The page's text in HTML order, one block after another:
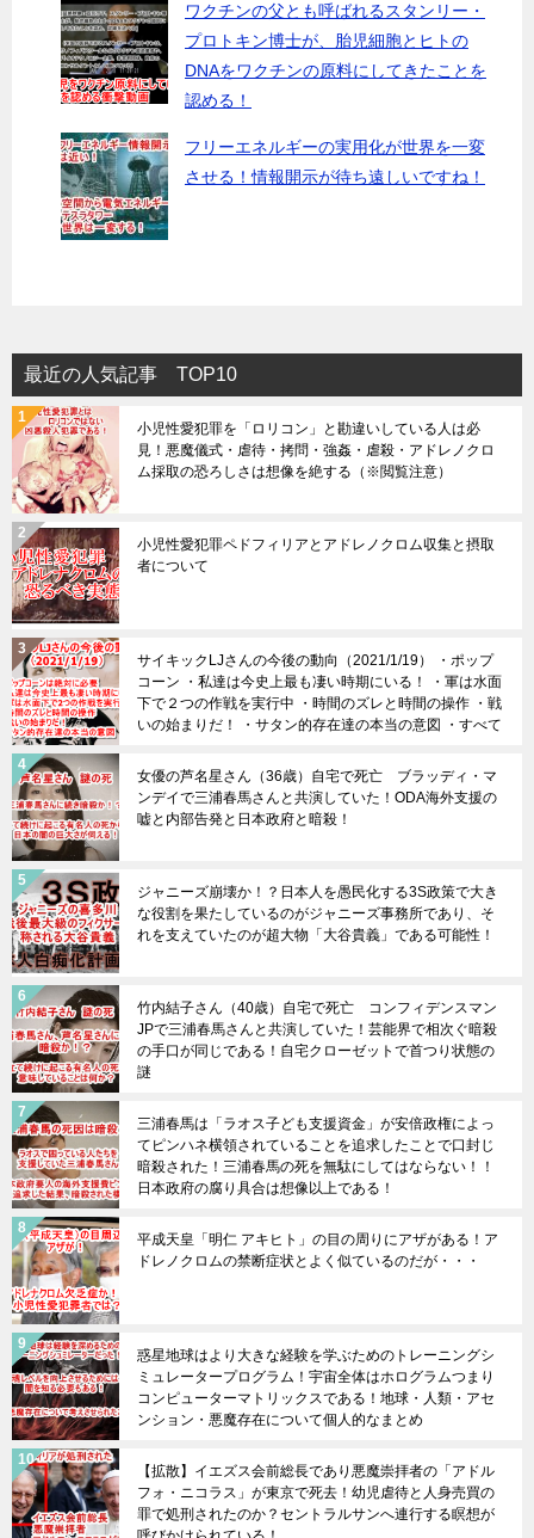
ワクチンの父とも呼ばれるスタンリー・
プロトキン博士が、胎児細胞とヒトの
DNAをワクチンの原料にしてきたことを
認める！
フリーエネルギーの実用化が世界を一変
させる！情報開示が待ち遠しいですね！
最近の人気記事 TOP10
小児性愛犯罪を「ロリコン」と勘違いしている人は必
見！悪魔儀式・虐待・拷問・強姦・虐殺・アドレノクロ
ム採取の恐ろしさは想像を絶する（※閲覧注意）
小児性愛犯罪ペドフィリアとアドレノクロム収集と摂取
者について
サイキックLJさんの今後の動向（2021/1/19） ・ポップ
コーン ・私達は今史上最も凄い時期にいる！ ・軍は水面
下で２つの作戦を実行中 ・時間のズレと時間の操作 ・戦
いの始まりだ！ ・サタン的存在達の本当の意図 ・すべて
女優の芦名星さん（36歳）自宅で死亡 ブラッディ・マ
ンデイで三浦春馬さんと共演していた！ODA海外支援の
嘘と内部告発と日本政府と暗殺！
ジャニーズ崩壊か！？日本人を愚民化する3S政策で大き
な役割を果たしているのがジャニーズ事務所であり、そ
れを支えていたのが超大物「大谷貴義」である可能性！
竹内結子さん（40歳）自宅で死亡 コンフィデンスマン
JPで三浦春馬さんと共演していた！芸能界で相次ぐ暗殺
の手口が同じである！自宅クローゼットで首つり状態の
謎
三浦春馬は「ラオス子ども支援資金」が安倍政権によっ
てピンハネ横領されていることを追求したことで口封じ
暗殺された！三浦春馬の死を無駄にしてはならない！！
日本政府の腐り具合は想像以上である！
平成天皇「明仁 アキヒト」の目の周りにアザがある！ア
ドレノクロムの禁断症状とよく似ているのだが・・・
惑星地球はより大きな経験を学ぶためのトレーニングシ
ミュレータープログラム！宇宙全体はホログラムつまり
コンピューターマトリックスである！地球・人類・アセ
ンション・悪魔存在について個人的なまとめ
【拡散】イエズス会前総長であり悪魔崇拝者の「アドル
フォ・ニコラス」が東京で死去！幼児虐待と人身売買の
罪で処刑されたのか？セントラルサンへ連行する瞑想が